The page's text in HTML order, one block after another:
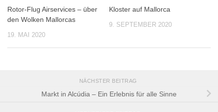
Rotor-Flug Airservices – über
den Wolken Mallorcas
19. MAI 2020
Kloster auf Mallorca
9. SEPTEMBER 2020
NÄCHSTER BEITRAG
Markt in Alcúdia – Ein Erlebnis für alle Sinne